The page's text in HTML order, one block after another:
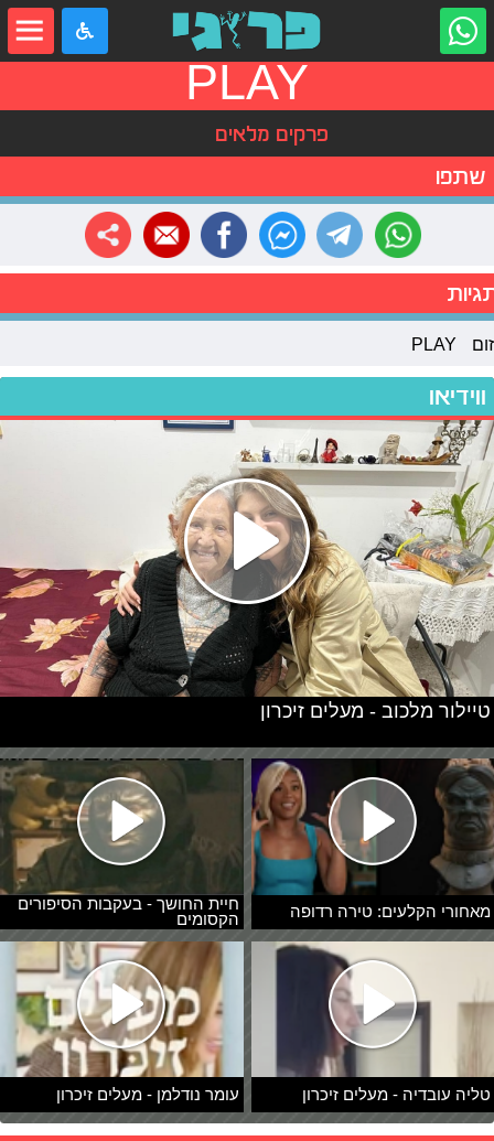
PLAY
פרקים מלאים
שתפו
זום PLAY
ווידיאו
מאחורי הקלעים: טירה רדופה
חיית החושך - בעקבות הסיפורים
הקסומים
טליה עובדיה - מעלים זיכרון עומר נודלמן - מעלים זיכרון
טיילור מלכוב - מעלים זיכרון